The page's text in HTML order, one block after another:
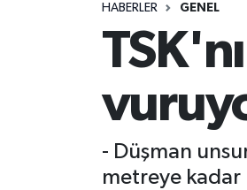
HABERLER GENEL
- Düşman
metreye kadar
MAGAZİN
EKONOMİ
Süper Lig Puan Durumu ve
Tüm Manşetler
Son Dakika Haberleri